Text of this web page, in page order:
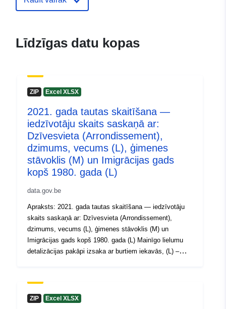
Sākumlapa:
E-pasta adrese:
mailto:statbel@economie.fgov.be
URL: https://statbel.fgov.be/de
https://statbel.fgov.be/en
https://statbel.fgov.be/nl
https://statbel.fgov.be/fr
ieraksts:
2025
Jaunākā informācija par
30 July 2026
Līdzīgas datu kopas
ZIP Excel XLSX
2021. gada tautas skaitīšana —
iedzīvotāju skaits saskaņā ar:
Dzīvesvieta (Arrondissement),
dzimums, vecums (L), ģimenes
stāvoklis (M) un Imigrācijas gads
kopš 1980. gada (L)
data.gov.be
Apraksts: 2021. gada tautas skaitīšana — iedzīvotāju
skaits saskaņā ar: Dzīvesvieta (Arrondissement),
dzimums, vecums (L), ģimenes stāvoklis (M) un
Imigrācijas gads kopš 1980. gada (L) Mainīgo lielumu
detalizācijas pakāpi izsaka ar burtiem iekavās, (L) –
Īstenošanas regula (ES) 2017/543, Regula (EK) Nr.
763/2008 Plašāka informācija, dati un publikācijas ir
ZIP Excel XLSX